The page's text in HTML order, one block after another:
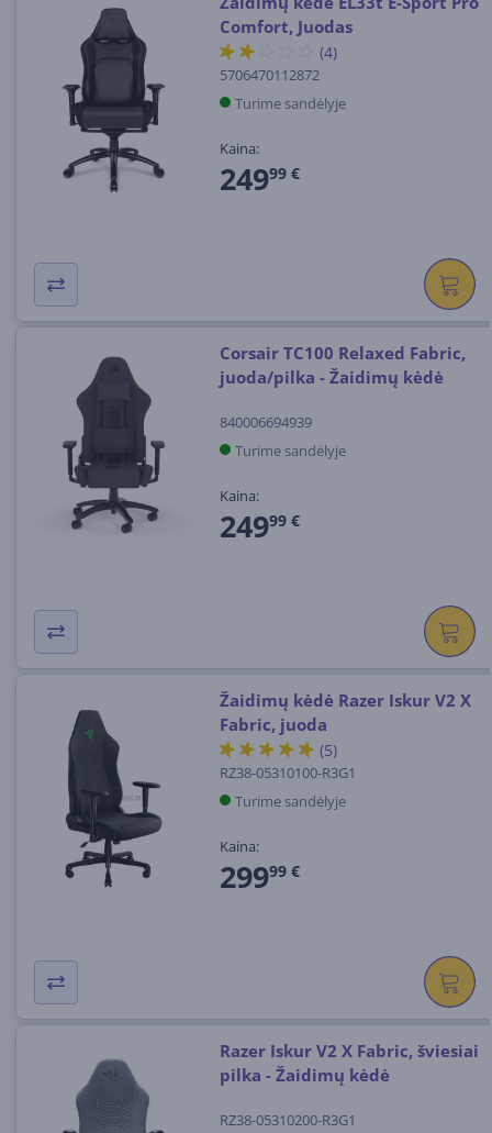
Comfort, Juodas
(4)
5706470112872
Turime sandėlyje
Kaina:
24999 €
Corsair TC100 Relaxed Fabric,
juoda/pilka - Žaidimų kėdė
840006694939
Turime sandėlyje
Kaina:
24999 €
Žaidimų kėdė Razer Iskur V2 X
Fabric, juoda
(5)
RZ38-05310100-R3G1
Turime sandėlyje
Kaina:
29999 €
Razer Iskur V2 X Fabric, šviesiai
pilka - Žaidimų kėdė
RZ38-05310200-R3G1